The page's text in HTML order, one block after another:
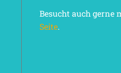
Besucht auch gerne
Seite.